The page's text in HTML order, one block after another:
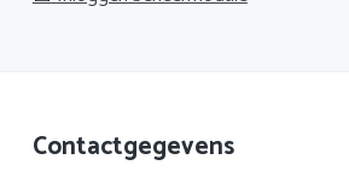
Footer
Contactgegevens